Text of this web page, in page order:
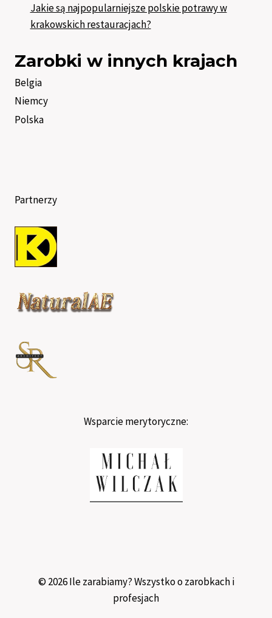
Jakie są najpopularniejsze polskie potrawy w
krakowskich restauracjach?
Zarobki w innych krajach
Belgia
Niemcy
Polska
Partnerzy
Wsparcie merytoryczne:
© 2026 Ile zarabiamy? Wszystko o zarobkach i
profesjach